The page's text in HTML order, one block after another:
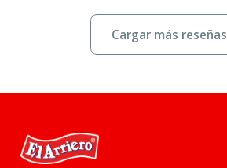
Cargar más reseñas